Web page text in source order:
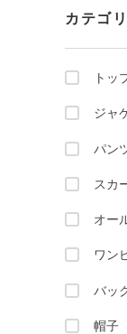
カテゴリ
トッ
ジャ
パン
スカ
オー
ワン
バッ
帽子